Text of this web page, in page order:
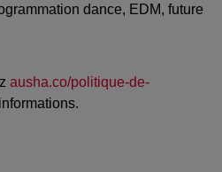
dance, EDM, future
ausha.co/politique-de-